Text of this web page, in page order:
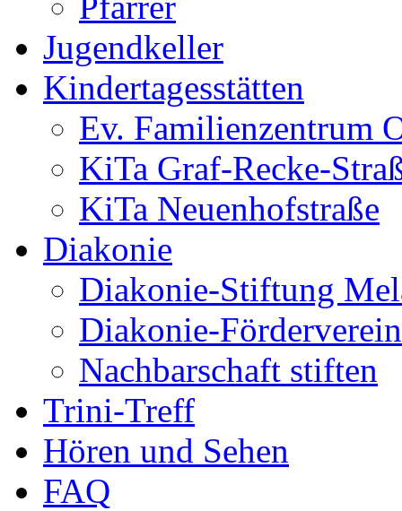
Jugendkeller
Kindertagesstätten
Ev. Familienzentrum
KiTa Graf-Recke-
KiTa Neuenhofstraße
Diakonie
Diakonie-Stiftung
Diakonie-
Nachbarschaft stiften
Trini-Treff
Hören und Sehen
FAQ